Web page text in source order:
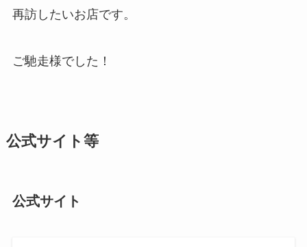
再訪したいお店です。
ご馳走様でした！
公式サイト等
公式サイト